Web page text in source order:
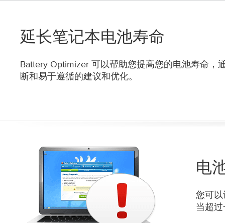
延长笔记本电池寿命
Battery Optimizer 可以帮助您提高您的电池寿命，
断和易于遵循的建议和优化。
电
您可
当超